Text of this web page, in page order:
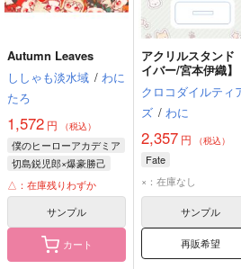
Autumn Leaves
ししゃも淡水域 / わに
たろ
1,572 円 （税込）
僕のヒーローアカデミア
切島鋭児郎×爆豪勝己
切島鋭児郎
爆豪勝己
△：在庫残りわずか
サンプル
カート
アクリルスタンド
イバー/宮本伊織】
クロコダイルティ
ズ / わに
2,357 円 （税込）
Fate
×：在庫なし
サンプル
再販希望